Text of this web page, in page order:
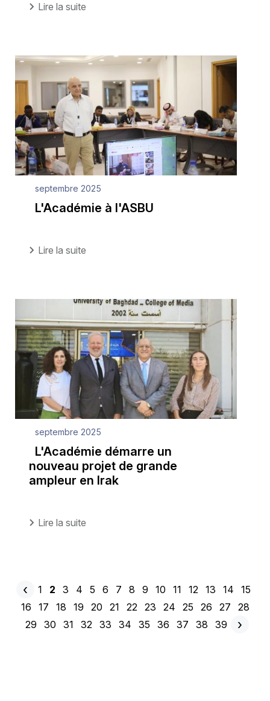
Lire la suite
septembre 2025
L'Académie à l'ASBU
Lire la suite
septembre 2025
L'Académie démarre un
nouveau projet de grande
ampleur en Irak
Lire la suite
Pagination
Page
précédente
‹ Page
1
Page
2 Page
3 Page
4 Page
5 Page
6 Page
7 Page
8 Page
9 Page
10 Page
11 Page
12 Page
13 Page
14 Page
15
Page
16 Page
17 Page
18 Page
19 Page
20 Page
21 Page
22 Page
23 Page
24 Page
25 Page
26 Page
27 Page
28
Page
29 Page
30 Page
31 Page
32 Page
33 Page
34 Page
35 Page
36 Page
37 Page
38 Page
39
Page
›